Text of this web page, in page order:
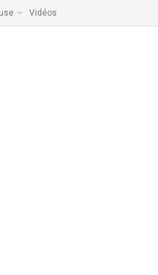
Vidéos